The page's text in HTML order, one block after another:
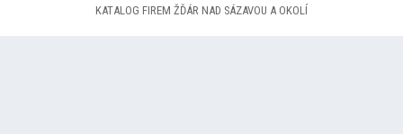
KATALOG FIREM ŽĎÁR NAD SÁZAVOU A OKOLÍ